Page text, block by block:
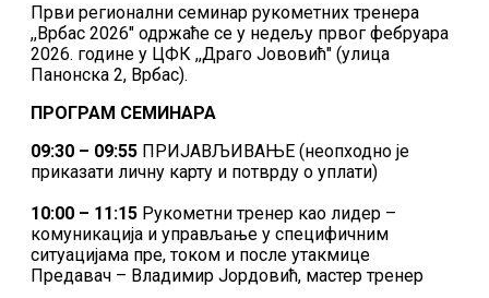
Први регионални семинар рукометних тренера
,,Врбас 2026" одржаће се у недељу првог фебруара
2026. године у ЦФК ,,Драго Јововић" (улица
Панонска 2, Врбас).
ПРОГРАМ СЕМИНАРА
09:30 – 09:55 ПРИЈАВЉИВАЊЕ (неопходно је
приказати личну карту и потврду о уплати)
10:00 – 11:15 Рукометни тренер као лидер –
комуникација и управљање у специфичним
ситуацијама пре, током и после утакмице
Предавач – Владимир Јордовић, мастер тренер